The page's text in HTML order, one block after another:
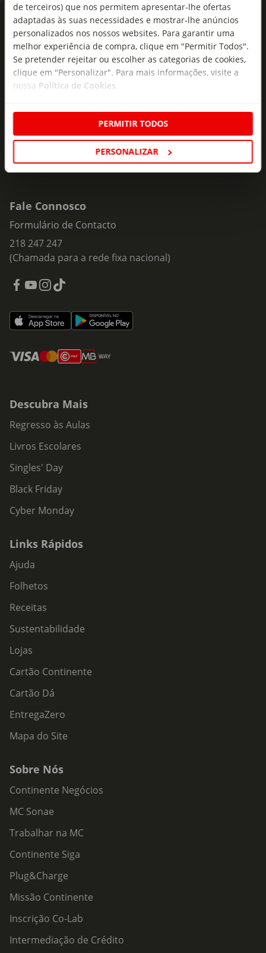
de terceiros) que nos permitem apresentar-lhe ofertas
adaptadas às suas necessidades e mostrar-lhe anúncios
personalizados nos nossos websites. Para garantir uma
melhor experiência de compra, clique em "Permitir Todos".
Se pretender rejeitar ou escolher as categorias de cookies,
clique em "Personalizar". Para mais informações, visite a
nossa Política de Cookies
PERMITIR TODOS
PERSONALIZAR
As novidades mais frescas no
seu e-mail!
Subscreva e descubra campanhas exclusivas,
ofertas e novidades para si.
mail
Subscrever
Fale Connosco
Formulário de Contacto
218 247 247
(Chamada para a rede fixa nacional)
Descubra Mais
Regresso às Aulas
Livros Escolares
Singles' Day
Black Friday
Cyber Monday
Links Rápidos
Ajuda
Folhetos
Receitas
Sustentabilidade
Lojas
Cartão Continente
Cartão Dá
EntregaZero
Mapa do Site
Sobre Nós
Continente Negócios
MC Sonae
Trabalhar na MC
Continente Siga
Plug&Charge
Missão Continente
Inscrição Co-Lab
Intermediação de Crédito